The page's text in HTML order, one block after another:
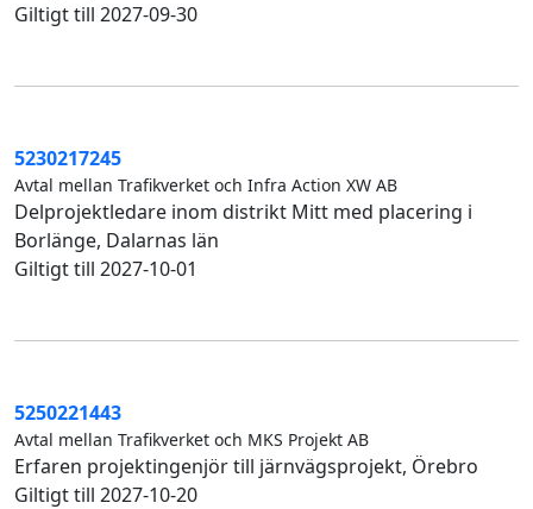
Giltigt till 2027-09-30
5230217245
Avtal mellan Trafikverket och Infra Action XW AB
Delprojektledare inom distrikt Mitt med placering i
Borlänge, Dalarnas län
Giltigt till 2027-10-01
5250221443
Avtal mellan Trafikverket och MKS Projekt AB
Erfaren projektingenjör till järnvägsprojekt, Örebro
Giltigt till 2027-10-20